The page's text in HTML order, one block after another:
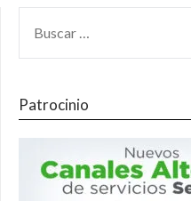
Patrocinio